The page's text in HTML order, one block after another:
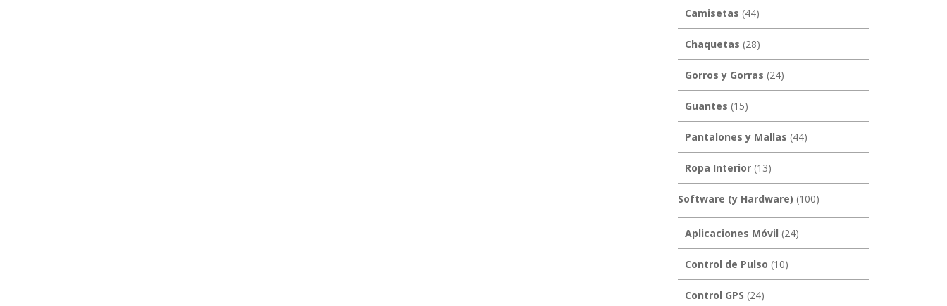
Camisetas (44)
Chaquetas (28)
Gorros y Gorras (24)
Guantes (15)
Pantalones y Mallas (44)
Ropa Interior(13)
Software (y Hardware) (100)
Aplicaciones Móvil (24)
Control de Pulso (10)
Control GPS (24)